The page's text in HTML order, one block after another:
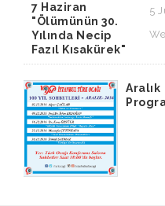
7 Haziran
"Ölümünün 30.
Yılında Necip
Fazıl Kısakürek"
5
Aralık